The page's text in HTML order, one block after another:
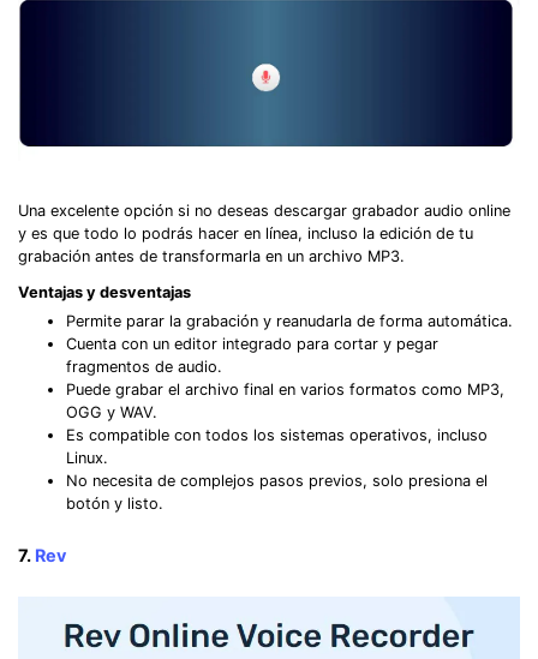
Una excelente opción si no deseas descargar grabador audio online
y es que todo lo podrás hacer en línea, incluso la edición de tu
grabación antes de transformarla en un archivo MP3.
Ventajas y desventajas
Permite parar la grabación y reanudarla de forma automática.
Cuenta con un editor integrado para cortar y pegar
fragmentos de audio.
Puede grabar el archivo final en varios formatos como MP3,
OGG y WAV.
Es compatible con todos los sistemas operativos, incluso
Linux.
No necesita de complejos pasos previos, solo presiona el
botón y listo.
7. Rev